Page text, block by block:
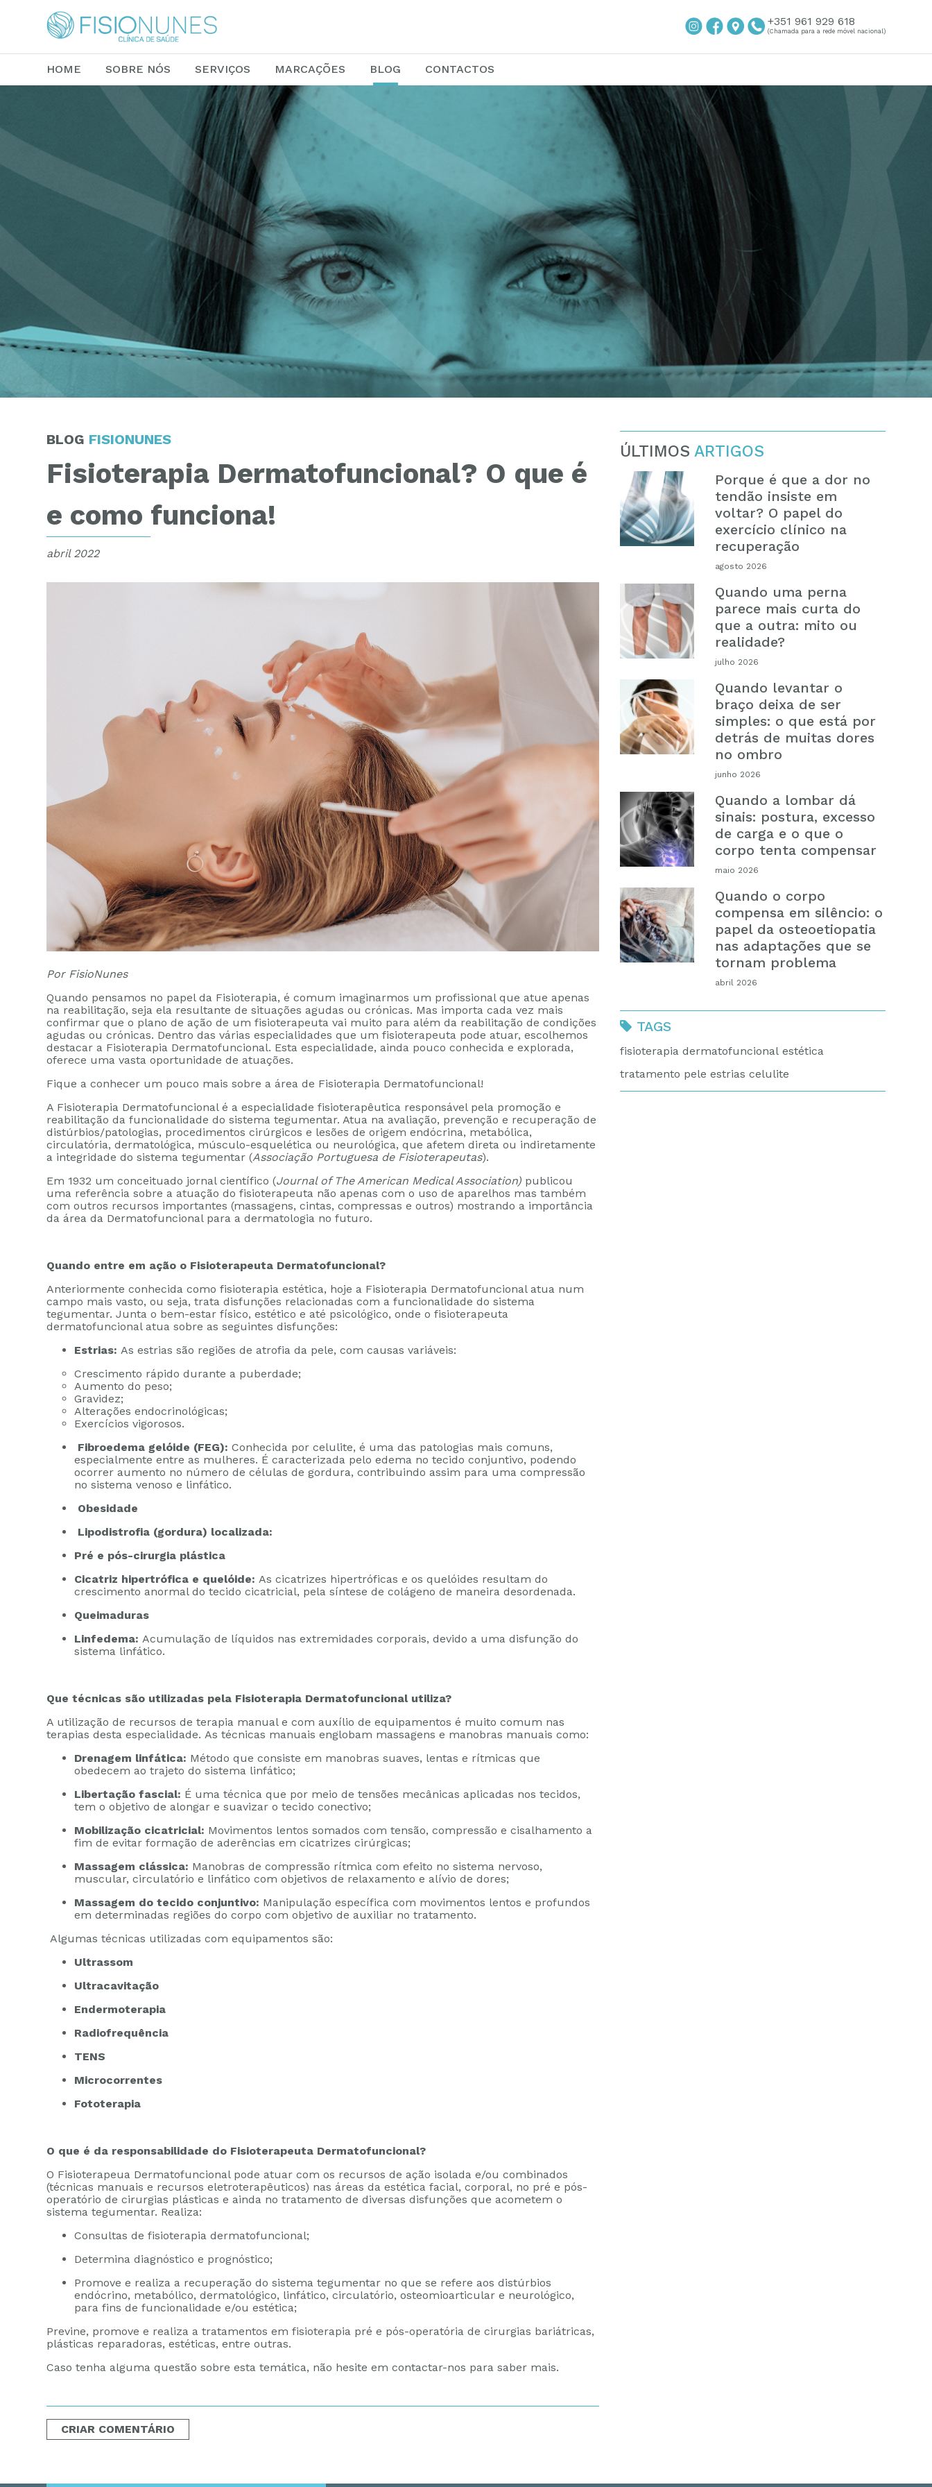
+351 961 929 618
(Chamada para a rede móvel nacional)
HOME SOBRE NÓS SERVIÇOS MARCAÇÕES BLOG CONTACTOS
BLOG FISIONUNES
Fisioterapia Dermatofuncional? O que é
e como funciona!
abril 2022
Por FisioNunes
Quando pensamos no papel da Fisioterapia, é comum imaginarmos um profissional que atue apenas
na reabilitação, seja ela resultante de situações agudas ou crónicas. Mas importa cada vez mais
confirmar que o plano de ação de um fisioterapeuta vai muito para além da reabilitação de condições
agudas ou crónicas. Dentro das várias especialidades que um fisioterapeuta pode atuar, escolhemos
destacar a Fisioterapia Dermatofuncional. Esta especialidade, ainda pouco conhecida e explorada,
oferece uma vasta oportunidade de atuações.
Fique a conhecer um pouco mais sobre a área de Fisioterapia Dermatofuncional!
A Fisioterapia Dermatofuncional é a especialidade fisioterapêutica responsável pela promoção e
reabilitação da funcionalidade do sistema tegumentar. Atua na avaliação, prevenção e recuperação de
distúrbios/patologias, procedimentos cirúrgicos e lesões de origem endócrina, metabólica,
circulatória, dermatológica, músculo-esquelética ou neurológica, que afetem direta ou indiretamente
a integridade do sistema tegumentar (Associação Portuguesa de Fisioterapeutas).
Em 1932 um conceituado jornal científico (Journal of The American Medical Association) publicou
uma referência sobre a atuação do fisioterapeuta não apenas com o uso de aparelhos mas também
com outros recursos importantes (massagens, cintas, compressas e outros) mostrando a importância
da área da Dermatofuncional para a dermatologia no futuro.
Quando entre em ação o Fisioterapeuta Dermatofuncional?
Anteriormente conhecida como fisioterapia estética, hoje a Fisioterapia Dermatofuncional atua num
campo mais vasto, ou seja, trata disfunções relacionadas com a funcionalidade do sistema
tegumentar. Junta o bem-estar físico, estético e até psicológico, onde o fisioterapeuta
dermatofuncional atua sobre as seguintes disfunções:
Estrias: As estrias são regiões de atrofia da pele, com causas variáveis:
Crescimento rápido durante a puberdade;
Aumento do peso;
Gravidez;
Alterações endocrinológicas;
Exercícios vigorosos.
Fibroedema gelóide (FEG): Conhecida por celulite, é uma das patologias mais comuns,
especialmente entre as mulheres. É caracterizada pelo edema no tecido conjuntivo, podendo
ocorrer aumento no número de células de gordura, contribuindo assim para uma compressão
no sistema venoso e linfático.
Obesidade
Lipodistrofia (gordura) localizada:
Pré e pós-cirurgia plástica
Cicatriz hipertrófica e quelóide: As cicatrizes hipertróficas e os quelóides resultam do
crescimento anormal do tecido cicatricial, pela síntese de colágeno de maneira desordenada.
Queimaduras
Linfedema: Acumulação de líquidos nas extremidades corporais, devido a uma disfunção do
sistema linfático.
Que técnicas são utilizadas pela Fisioterapia Dermatofuncional utiliza?
A utilização de recursos de terapia manual e com auxílio de equipamentos é muito comum nas
terapias desta especialidade. As técnicas manuais englobam massagens e manobras manuais como:
Drenagem linfática: Método que consiste em manobras suaves, lentas e rítmicas que
obedecem ao trajeto do sistema linfático;
Libertação fascial: É uma técnica que por meio de tensões mecânicas aplicadas nos tecidos,
tem o objetivo de alongar e suavizar o tecido conectivo;
Mobilização cicatricial: Movimentos lentos somados com tensão, compressão e cisalhamento a
fim de evitar formação de aderências em cicatrizes cirúrgicas;
Massagem clássica: Manobras de compressão rítmica com efeito no sistema nervoso,
muscular, circulatório e linfático com objetivos de relaxamento e alívio de dores;
Massagem do tecido conjuntivo: Manipulação específica com movimentos lentos e profundos
em determinadas regiões do corpo com objetivo de auxiliar no tratamento.
Algumas técnicas utilizadas com equipamentos são:
Ultrassom
Ultracavitação
Endermoterapia
Radiofrequência
TENS
Microcorrentes
Fototerapia
O que é da responsabilidade do Fisioterapeuta Dermatofuncional?
O Fisioterapeua Dermatofuncional pode atuar com os recursos de ação isolada e/ou combinados
(técnicas manuais e recursos eletroterapêuticos) nas áreas da estética facial, corporal, no pré e pós-
operatório de cirurgias plásticas e ainda no tratamento de diversas disfunções que acometem o
sistema tegumentar. Realiza:
Consultas de fisioterapia dermatofuncional;
Determina diagnóstico e prognóstico;
Promove e realiza a recuperação do sistema tegumentar no que se refere aos distúrbios
endócrino, metabólico, dermatológico, linfático, circulatório, osteomioarticular e neurológico,
para fins de funcionalidade e/ou estética;
Previne, promove e realiza a tratamentos em fisioterapia pré e pós-operatória de cirurgias bariátricas,
plásticas reparadoras, estéticas, entre outras.
Caso tenha alguma questão sobre esta temática, não hesite em contactar-nos para saber mais.
CRIAR COMENTÁRIO
ÚLTIMOS ARTIGOS
Porque é que a dor no
tendão insiste em
voltar? O papel do
exercício clínico na
recuperação
agosto 2026
Quando uma perna
parece mais curta do
que a outra: mito ou
realidade?
julho 2026
Quando levantar o
braço deixa de ser
simples: o que está por
detrás de muitas dores
no ombro
junho 2026
Quando a lombar dá
sinais: postura, excesso
de carga e o que o
corpo tenta compensar
maio 2026
Quando o corpo
compensa em silêncio: o
papel da osteoetiopatia
nas adaptações que se
tornam problema
abril 2026
TAGS
fisioterapia dermatofuncional estética
tratamento pele estrias celulite